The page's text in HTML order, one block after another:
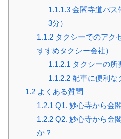
1.1.1.3 金閣寺道バス
3分）
1.1.2タクシーでのアク
すすめタクシー会社）
1.1.2.1 タクシーの所
1.1.2.2 配車に便利な
1.2よくある質問
1.2.1 Q1. 妙心寺から金
1.2.2Q2. 妙心寺から金
か？